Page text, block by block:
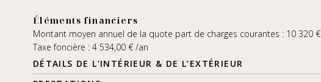
Éléments financiers
Montant moyen annuel de la quote part de charges courantes : 10 320 €
Taxe foncière : 4 534,00 € /an
DÉTAILS DE L’INTÉRIEUR & DE L’EXTÉRIEUR